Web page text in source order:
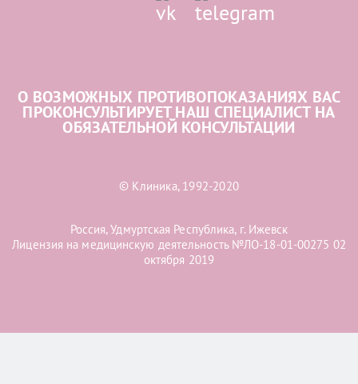
О ВОЗМОЖНЫХ ПРОТИВОПОКАЗАНИЯХ ВАС
ПРОКОНСУЛЬТИРУЕТ НАШ СПЕЦИАЛИСТ НА
ОБЯЗАТЕЛЬНОЙ КОНСУЛЬТАЦИИ
© Клиника, 1992-2020
Россия, Удмуртская Республика, г. Ижевск
Лицензия на медицинскую деятельность №ЛО-18-01-00275 02
октября 2019